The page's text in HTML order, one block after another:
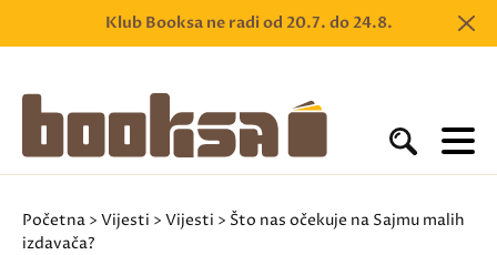
Klub Booksa ne radi od 20.7. do 24.8.
Početna > Vijesti > Vijesti > Što nas očekuje na Sajmu malih
izdavača?